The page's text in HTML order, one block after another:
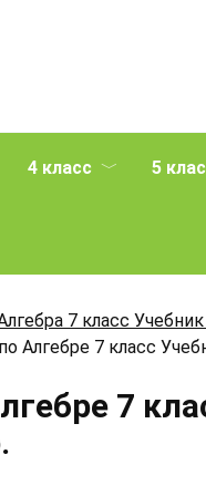
4 класс 5
7 класс
Алгебре 7 класс
7